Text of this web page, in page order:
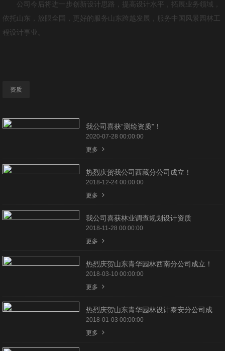
联系我们
公司今后将进一步创新设计思路，提高设计水平，拓展业务领域，
依托山东，放眼全国，更好的服务山东跨越发展，服务中国风景园林工
程设计事业。
资质
我公司喜获“测绘资质”！
2020-07-28 00:00:00
更多
热烈庆贺我公司西藏分公司成立！
2018-12-24 00:00:00
更多
我公司喜获林业调查规划设计资质
2018-11-28 00:00:00
更多
热烈庆贺山东青华园林西南分公司成立！
2018-03-10 00:00:00
更多
热烈庆贺山东青华园林设计泰安分公司成
立！
2018-01-03 00:00:00
更多